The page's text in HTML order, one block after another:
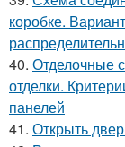
коробке.
40. Отделочные
отделки.
панелей
41. Открыть